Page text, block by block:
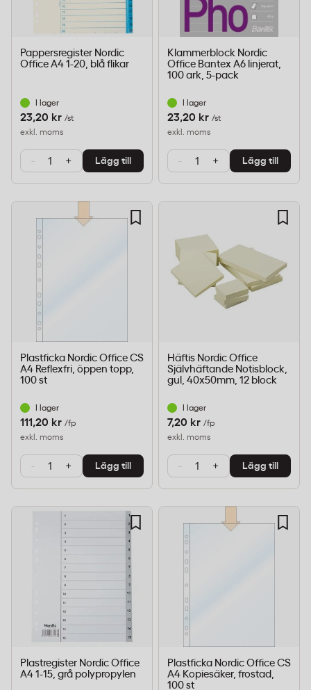
Pappersregister Nordic
Office A4 1-20, blå flikar
I lager
23,20 kr /st
exkl. moms
- + Lägg till
Klammerblock Nordic
Office Bantex A6 linjerat,
100 ark, 5-pack
I lager
23,20 kr /st
exkl. moms
- + Lägg till
Plastficka Nordic Office CS
A4 Reflexfri, öppen topp,
100 st
I lager
111,20 kr /fp
exkl. moms
- + Lägg till
Häftis Nordic Office
Självhäftande Notisblock,
gul, 40x50mm, 12 block
I lager
7,20 kr /fp
exkl. moms
- + Lägg till
Plastregister Nordic Office
A4 1-15, grå polypropylen
Plastficka Nordic Office CS
A4 Kopiesäker, frostad,
100 st